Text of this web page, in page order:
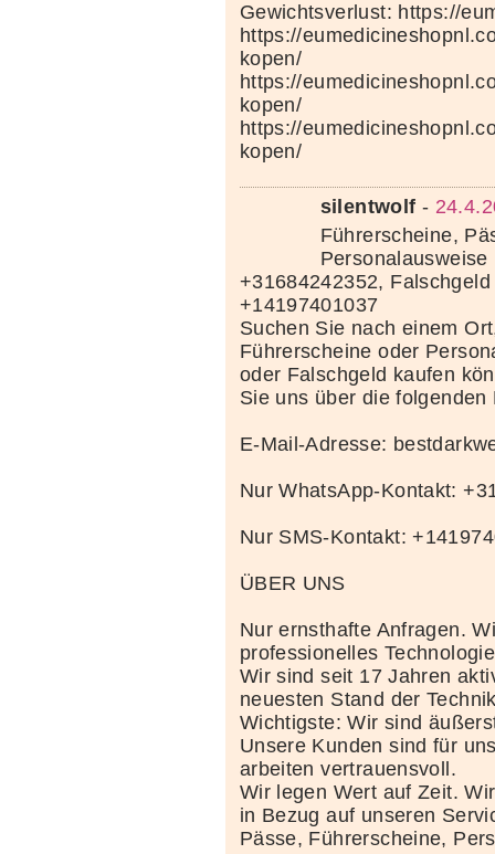
Gewichtsverlust: https://
https://
kopen/
https://
kopen/
https://
kopen/
silentwolf -
Führerscheine,
+31684242352,
+14197401037
Suchen Sie nach einem
Führerscheine oder
oder Falschgeld kaufen
Sie uns über die folgenden
E-Mail-Adresse:
Nur WhatsApp-Kontakt:
Nur SMS-Kontakt:
ÜBER UNS
Nur ernsthafte Anfragen.
professionelles
Wir sind seit 17 Jahren
neuesten Stand der
Wichtigste: Wir sind
Unsere Kunden sind für
arbeiten vertrauensvoll.
Wir legen Wert auf Zeit.
in Bezug auf unseren
Pässe, Führerscheine,